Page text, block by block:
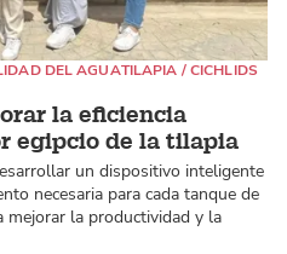
la eficiencia
egipcio de la tilapia
DEL AGUATILAPIA / CICHLIDS
un dispositivo inteligente
necesaria para cada tanque de
mejorar la productividad y la